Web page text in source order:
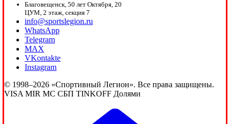
Благовещенск, 50 лет Октября, 20
ЦУМ, 2 этаж, секция 7
info@sportslegion.ru
WhatsApp
Telegram
MAX
VKontakte
Instagram
© 1998–2026 «Спортивный Легион». Все права защищены.
VISA MIR MC СБП TINKOFF Долями